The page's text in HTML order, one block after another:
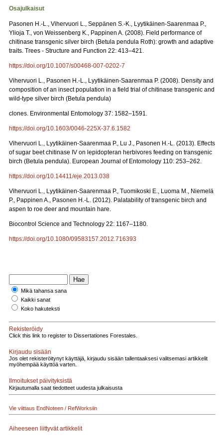
Osajulkaisut
Pasonen H.-L., Vihervuori L., Seppänen S.-K., Lyytikäinen-Saarenmaa P.,
Ylioja T., von Weissenberg K., Pappinen A. (2008). Field performance of
chitinase transgenic silver birch (Betula pendula Roth): growth and adaptive
traits. Trees - Structure and Function 22: 413–421.
https://doi.org/10.1007/s00468-007-0202-7
Vihervuori L., Pasonen H.-L., Lyytikäinen-Saarenmaa P. (2008). Density and
composition of an insect population in a field trial of chitinase transgenic and
wild-type silver birch (Betula pendula)
clones. Environmental Entomology 37: 1582–1591.
https://doi.org/10.1603/0046-225X-37.6.1582
Vihervuori L., Lyytikäinen-Saarenmaa P., Lu J., Pasonen H.-L. (2013). Effects
of sugar beet chitinase IV on lepidopteran herbivores feeding on transgenic
birch (Betula pendula). European Journal of Entomology 110: 253–262.
https://doi.org/10.14411/eje.2013.038
Vihervuori L., Lyytikäinen-Saarenmaa P., Tuomikoski E., Luoma M., Niemelä
P., Pappinen A., Pasonen H.-L. (2012). Palatability of transgenic birch and
aspen to roe deer and mountain hare.
Biocontrol Science and Technology 22: 1167–1180.
https://doi.org/10.1080/09583157.2012.716393
Mikä tahansa sana
Kaikki sanat
Koko hakuteksti
Rekisteröidy
Click this link to register to Dissertationes Forestales.
Kirjaudu sisään
Jos olet rekisteröitynyt käyttäjä, kirjaudu sisään tallentaaksesi valitsemasi artikkelit
myöhempää käyttöä varten.
Ilmoitukset päivityksistä
Kirjautumalla saat tiedotteet uudesta julkaisusta
Vie viittaus EndNoteen / RefWorksiin
Aiheeseen liittyvät artikkelit